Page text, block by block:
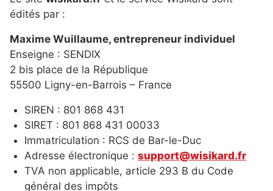
édités par :
Maxime Wuillaume, entrepreneur individuel
Enseigne : SENDIX
2 bis place de la République
55500 Ligny-en-Barrois – France
SIREN : 801 868 431
SIRET : 801 868 431 00033
Immatriculation : RCS de Bar-le-Duc
Adresse électronique : support@wisikard.fr
TVA non applicable, article 293 B du Code
général des impôts